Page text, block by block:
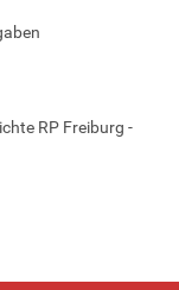
RP Freiburg -